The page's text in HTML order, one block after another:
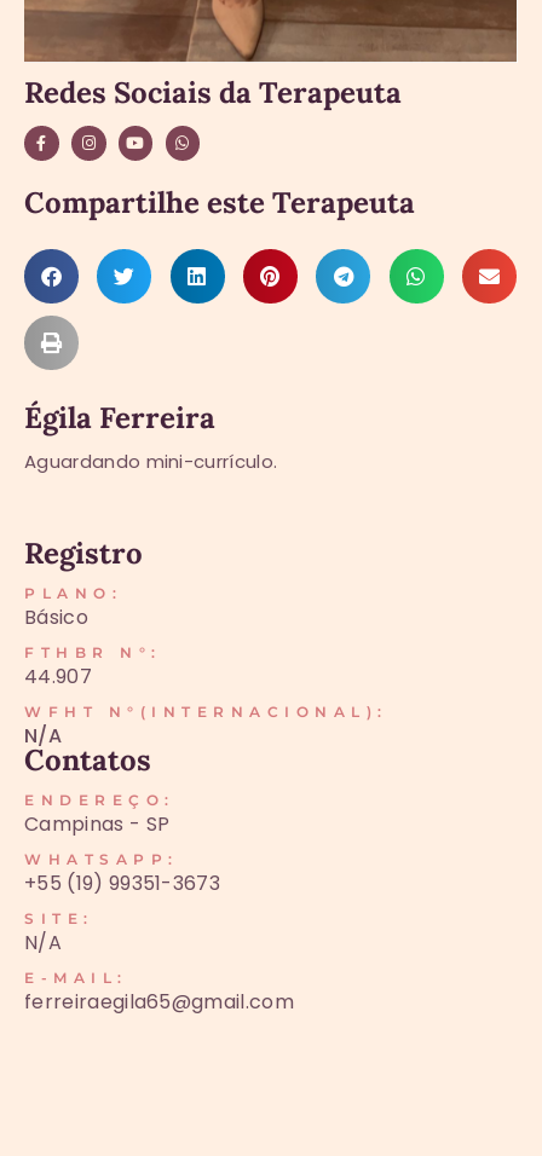
Redes Sociais da Terapeuta
Compartilhe este Terapeuta
Égila Ferreira
Aguardando mini-currículo.
Registro
PLANO:
Básico
FTHBR N°:
44.907
WFHT N°(INTERNACIONAL):
N/A
Contatos
ENDEREÇO:
Campinas - SP
WHATSAPP:
+55 (19) 99351-3673
SITE:
N/A
E-MAIL:
ferreiraegila65@gmail.com